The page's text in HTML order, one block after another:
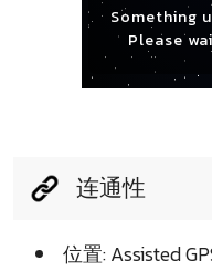
Something
Please
连通性
位置: Assisted